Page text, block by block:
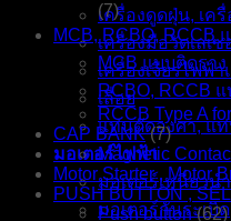
เครื่องดูดฝุ่น, เค
เครื่องมือวัดเลเซ
เครื่องเจียรไฟฟ้
เลื่อย
แท่นตัดองศา, แท่
มอเตอร์ไฟฟ้า
มอเตอร์เหนี่ยวนำ
มอเตอร์กันระเบิด
(7)
MCB, RCBO, RCCB
MCB แบบติดราง
RCBO, RCCB
RCCB Type A
CAP BANK (7)
Magnetic
Motor Starter , Motor
PUSH BUTTON ,
Push button (62)